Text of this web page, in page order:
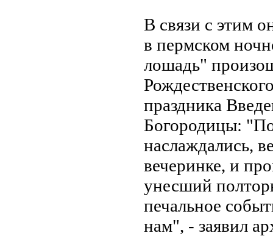
В связи с этим
в пермском
лошадь"
праздника
Богородицы:
наслаждались,
вечеринке, и
унесший
печальное
нам", - заявил